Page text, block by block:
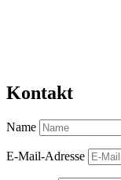
Kontakt
Name
E-Mail-Adresse